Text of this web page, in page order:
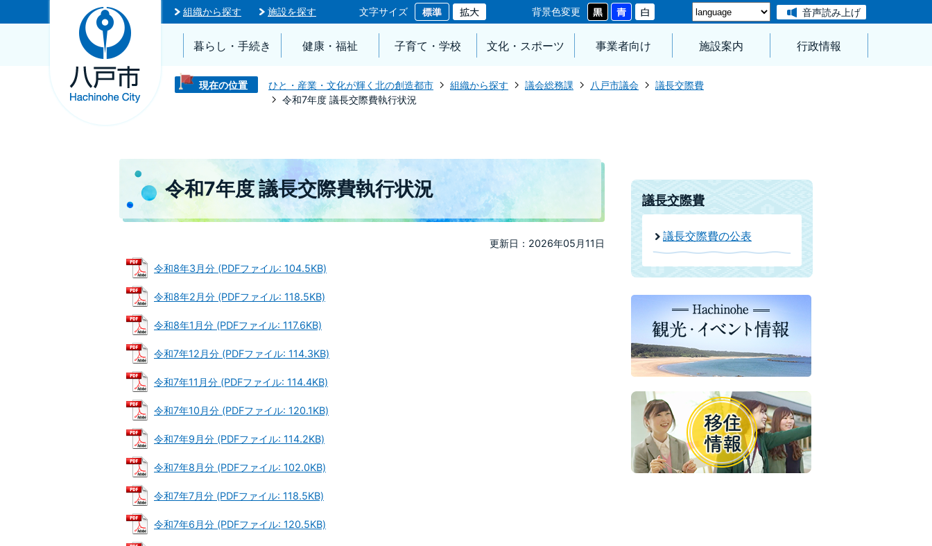
組織から探す 施設を探す 文字サイズ 背景色変更 音声読み上げ
暮らし・手続き 健康・福祉 子育て・学校 文化・スポーツ 事業者向け 施設案内 行政情報
現在の位置 ひと・産業・文化が輝く北の創造都市 組織から探す 議会総務課 八戸市議会
議長交際費
令和7年度 議長交際費執行状況
令和7年度 議長交際費執行状況
更新日：2026年05月11日
令和8年3月分 (PDFファイル: 104.5KB)
令和8年2月分 (PDFファイル: 118.5KB)
令和8年1月分 (PDFファイル: 117.6KB)
令和7年12月分 (PDFファイル: 114.3KB)
令和7年11月分 (PDFファイル: 114.4KB)
令和7年10月分 (PDFファイル: 120.1KB)
令和7年9月分 (PDFファイル: 114.2KB)
令和7年8月分 (PDFファイル: 102.0KB)
令和7年7月分 (PDFファイル: 118.5KB)
令和7年6月分 (PDFファイル: 120.5KB)
議長交際費
議長交際費の公表